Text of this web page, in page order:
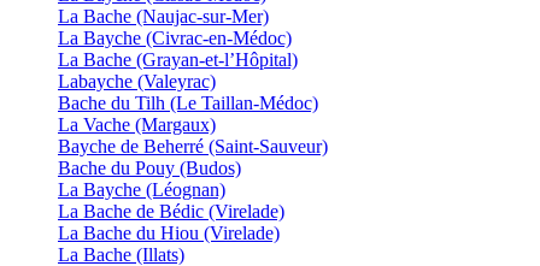
La Bache (Naujac-sur-Mer)
La Bayche (Civrac-en-Médoc)
La Bache (Grayan-et-l’Hôpital)
Labayche (Valeyrac)
Bache du Tilh (Le Taillan-Médoc)
La Vache (Margaux)
Bayche de Beherré (Saint-Sauveur)
Bache du Pouy (Budos)
La Bayche (Léognan)
La Bache de Bédic (Virelade)
La Bache du Hiou (Virelade)
La Bache (Illats)